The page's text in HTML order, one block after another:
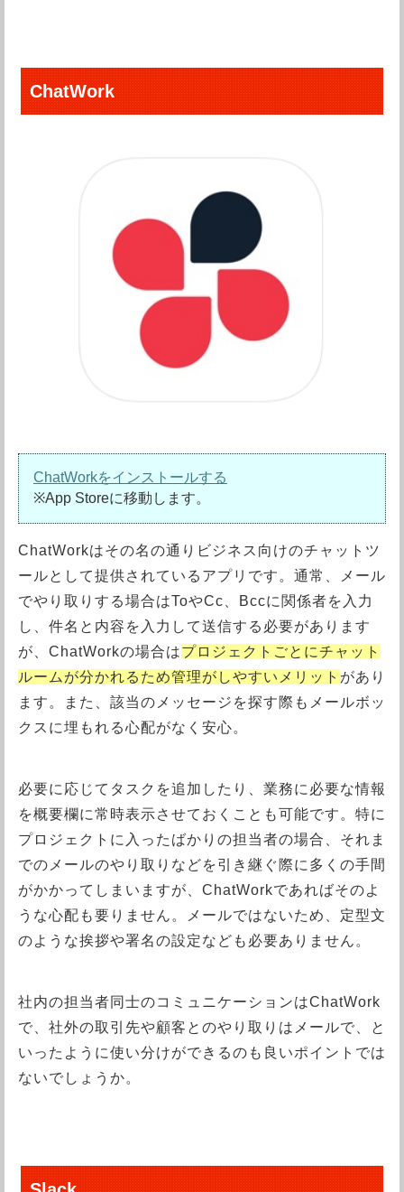
ChatWork
ChatWorkをインストールする
※App Storeに移動します。
ChatWorkはその名の通りビジネス向けのチャットツ
ールとして提供されているアプリです。通常、メール
でやり取りする場合はToやCc、Bccに関係者を入力
し、件名と内容を入力して送信する必要があります
が、ChatWorkの場合はプロジェクトごとにチャット
ルームが分かれるため管理がしやすいメリット があり
ます。また、該当のメッセージを探す際もメールボッ
クスに埋もれる心配がなく安心。
必要に応じてタスクを追加したり、業務に必要な情報
を概要欄に常時表示させておくことも可能です。特に
プロジェクトに入ったばかりの担当者の場合、それま
でのメールのやり取りなどを引き継ぐ際に多くの手間
がかかってしまいますが、ChatWorkであればそのよ
うな心配も要りません。メールではないため、定型文
のような挨拶や署名の設定なども必要ありません。
社内の担当者同士のコミュニケーションはChatWork
で、社外の取引先や顧客とのやり取りはメールで、と
いったように使い分けができるのも良いポイントでは
ないでしょうか。